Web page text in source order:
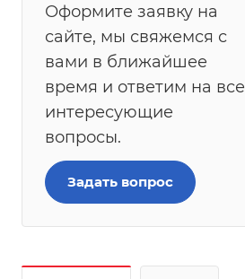
Оформите заявку на
сайте, мы свяжемся с
вами в ближайшее
время и ответим на все
интересующие
вопросы.
Задать вопрос